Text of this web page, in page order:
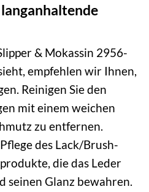
& Mokassin 2956-
empfehlen wir Ihnen,
Reinigen Sie den
mit einem weichen
zu entfernen.
des Lack/Brush-
die das Leder
seinen Glanz bewahren.